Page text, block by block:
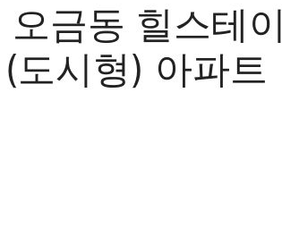
금동 힐스테이
도시형) 아파트